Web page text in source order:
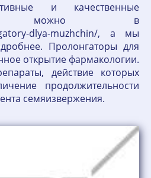
и качественные
можно в
dlya-muzhchin/, а мы
Пролонгаторы для
открытие фармакологии.
действие которых
продолжительности
семяизвержения.